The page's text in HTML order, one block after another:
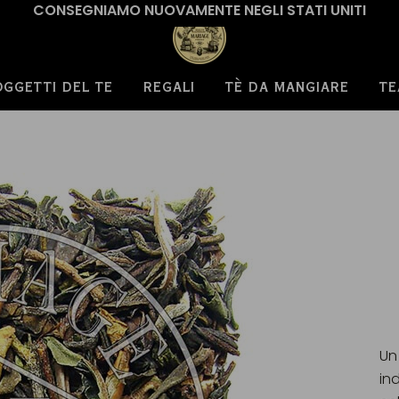
CONSEGNIAMO NUOVAMENTE NEGLI STATI UNITI
DEL TE REGALI TÈ DA MANGIARE